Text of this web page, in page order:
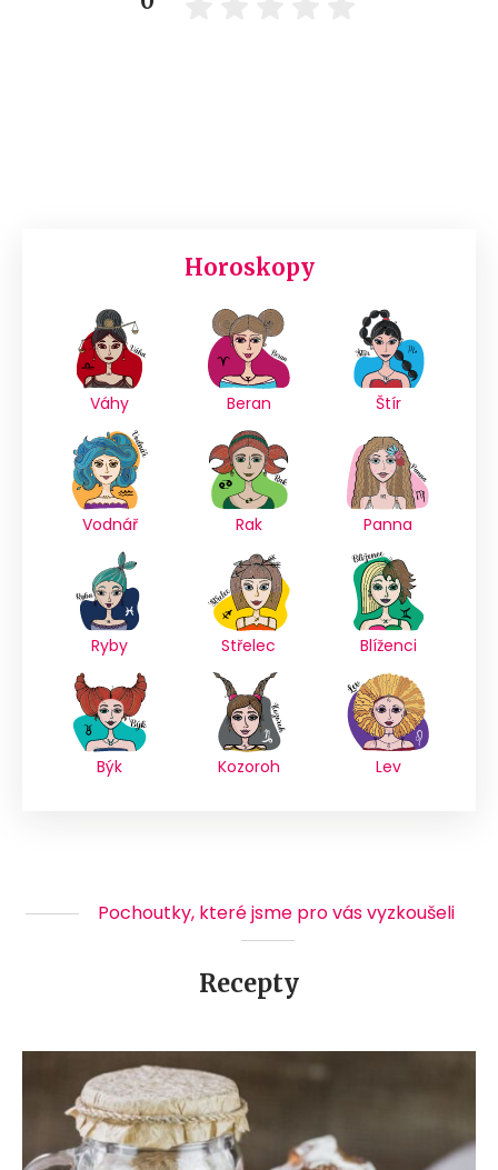
Horoskopy
Váhy Beran Štír
Vodnář Rak Panna
Ryby Střelec Blíženci
Býk Kozoroh Lev
Pochoutky, které jsme pro vás vyzkoušeli
Recepty